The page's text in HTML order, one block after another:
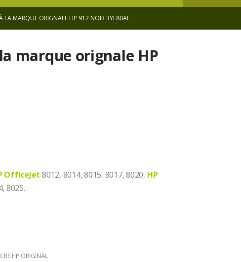
LA MARQUE ORIGNALE HP 912 NOIR 3YL80AE
marque orignale HP
OfficeJet 8012, 8014, 8015, 8017, 8020, HP
8025.
HP ORIGINAL